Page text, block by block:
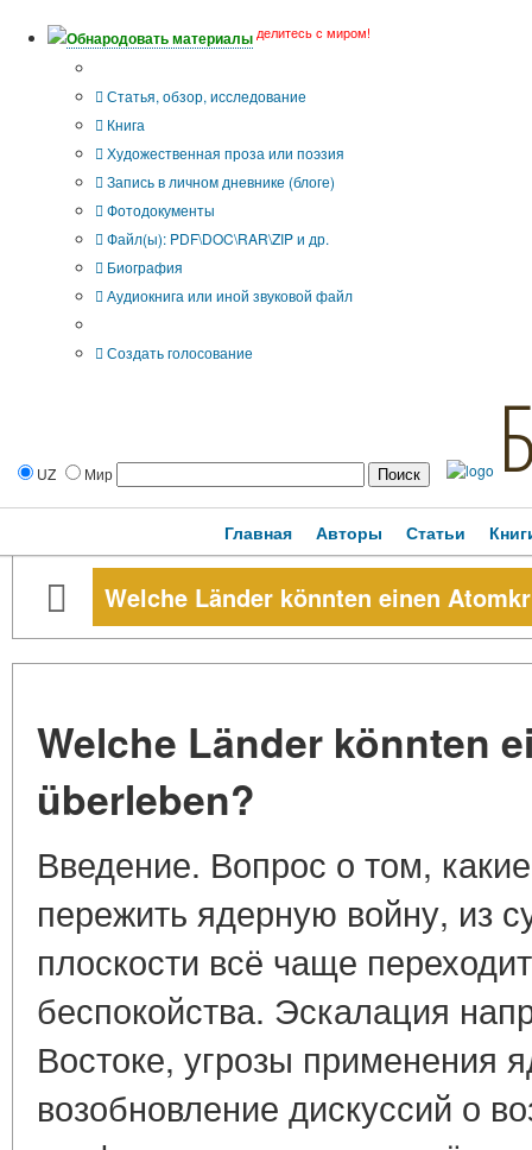
Обнародовать материалы делитесь с миром!
Статья, обзор, исследование
Книга
Художественная проза или поэзия
Запись в личном дневнике (блоге)
Фотодокументы
Файл(ы): PDF\DOC\RAR\ZIP и др.
Биография
Аудиокнига или иной звуковой файл
Создать голосование
UZ Мир
Главная Авторы Статьи
Welche Länder könnten einen
Welche Länder könnten
überleben?
Введение. Вопрос о том,
пережить ядерную войну, из
плоскости всё чаще
беспокойства. Эскалация
Востоке, угрозы применения
возобновление дискуссий о